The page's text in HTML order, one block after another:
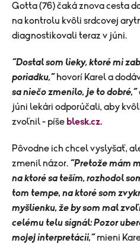
Gotta (76) čaká znova cesta
na kontrolu kvôli srdcovej
diagnostikovali teraz v júni.
“Dostal som lieky, ktoré mi
poriadku,“ hovorí Karel a
sa niečo zmenilo, je to dobré,“
júni lekári odporúčali, aby
zvoľnil - píše blesk.cz.
Pôvodne ich chcel vyslyšať,
zmenil názor. “Pretože mám
na ktoré sa teším, rozhodol
tom tempe, na ktoré som
myšlienku, že by som mal
celému telu signál: Pozor
mojej interpretácii,“ mieni